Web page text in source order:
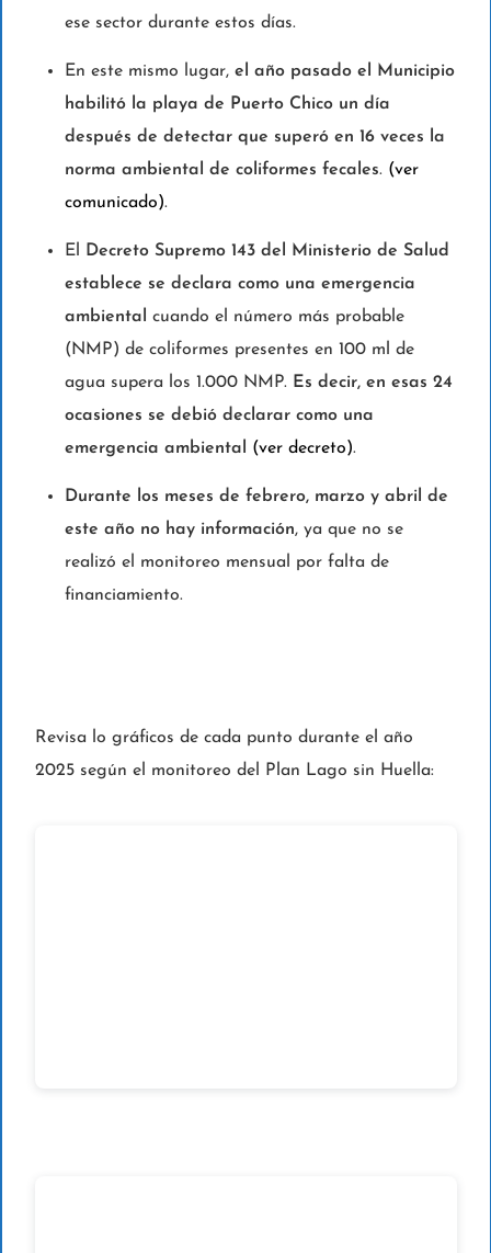
ese sector durante estos días.
En este mismo lugar,el año pasado el Municipio
habilitó la playa de Puerto Chico un día
después de detectar que superó en 16 veces la
norma ambiental de coliformes fecales. (ver
comunicado).
El
Decreto Supremo 143 del Ministerio de Salud
establece se declara como una emergencia
ambientalcuando el número más probable
(NMP) de coliformes presentes en 100 ml de
agua supera los 1.000 NMP. Es decir, en esas 24
ocasiones se debió declarar como una
emergencia ambiental (ver decreto).
Durante los meses de febrero, marzo y abril de
este año no hay información, ya que no se
realizó el monitoreo mensual por falta de
financiamiento.
Revisa lo gráficos de cada punto durante el año
2025 según el monitoreo del Plan Lago sin Huella: